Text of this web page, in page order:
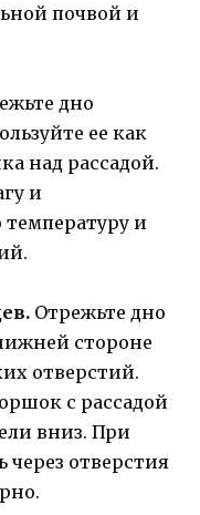
почвой и
дно
ее как
над рассадой.
и
и
Отрежьте дно
стороне
отверстий.
с рассадой
вниз. При
через отверстия